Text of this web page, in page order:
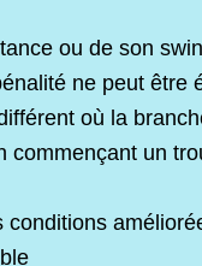
ou de son
ne peut être
où la
commençant un